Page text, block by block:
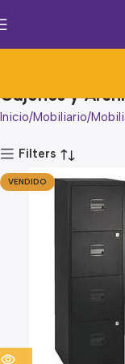
Cajones y
Inicio Mobiliario
Filters
VENDIDO